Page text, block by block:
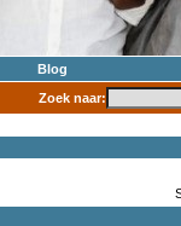
Blog
Zoek naar: